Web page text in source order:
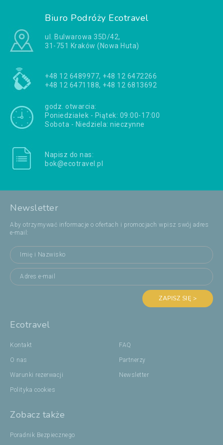
Biuro Podróży Ecotravel
ul. Bulwarowa 35D/42,
31-751 Kraków (Nowa Huta)
+48 12 6489977, +48 12 6472266
+48 12 6471188, +48 12 6813692
godz. otwarcia:
Poniedziałek - Piątek: 09:00-17:00
Sobota - Niedziela: nieczynne
Napisz do nas:
bok@ecotravel.pl
Newsletter
Aby otrzymywać informacje o ofertach i promocjach wpisz swój adres
e-mail:
ZAPISZ SIĘ >
Ecotravel
Kontakt
O nas
Warunki rezerwacji
Polityka cookies
FAQ
Partnerzy
Newsletter
Zobacz także
Poradnik Bezpiecznego